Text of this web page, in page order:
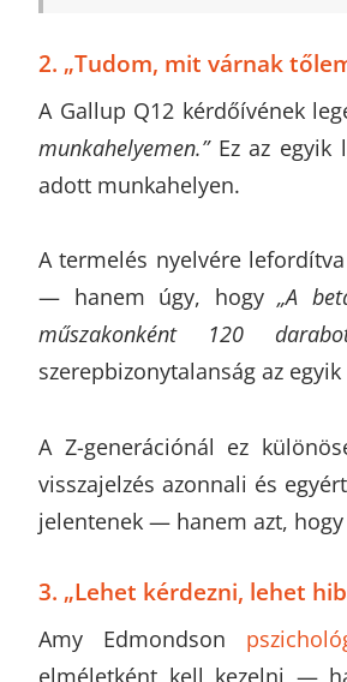
2. „Tudom, mit várnak
A Gallup Q12 kérdőívének
munkahelyemen.”Ez az egyik
adott munkahelyen.
A termelés nyelvére
— hanem úgy, hogy„A
műszakonként 120
szerepbizonytalanság az
A Z-generációnál ez
visszajelzés azonnali és
jelentenek — hanem azt,
3. „Lehet kérdezni, lehet
Amy Edmondson